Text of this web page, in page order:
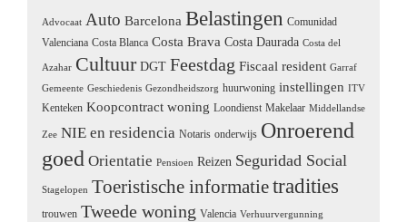
Advocaat Auto Barcelona Belastingen Comunidad
Valenciana Costa Blanca Costa Brava Costa Daurada Costa del
Azahar Cultuur DGT Feestdag Fiscaal resident Garraf
Gemeente Geschiedenis Gezondheidszorg huurwoning instellingen ITV
Kenteken Koopcontract woning Loondienst Makelaar Middellandse
Zee NIE en residencia Notaris onderwijs Onroerend
goed Orientatie Pensioen Reizen Seguridad Social
Stagelopen Toeristische informatietradities
trouwen Tweede woning Valencia Verhuurvergunning